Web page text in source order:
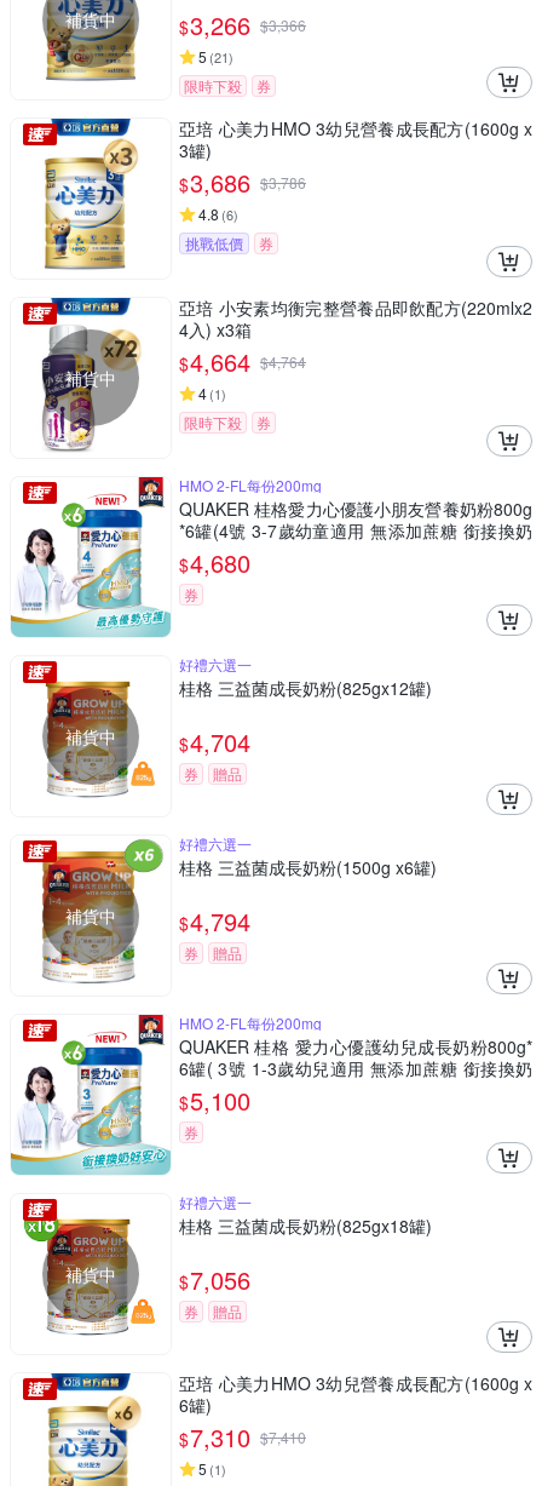
補貨中 $3,266 $3,366
5 (21)
限時下殺 券
亞培 心美力HMO 3幼兒營養成長配方(1600g x
3罐)
$3,686 $3,786
4.8 (6)
挑戰低價 券
補貨中
亞培 小安素均衡完整營養品即飲配方(220mlx2
4入) x3箱
$4,664 $4,764
4(1)
限時下殺 券
HMO 2-FL每份200mg
QUAKER 桂格愛力心優護小朋友營養奶粉800g
*6罐(4號 3-7歲幼童適用 無添加蔗糖 銜接換奶
好安心)
$4,680
券
補貨中
好禮六選一
桂格 三益菌成長奶粉(825gx12罐)
$4,704
券 贈品
補貨中
好禮六選一
桂格 三益菌成長奶粉(1500g x6罐)
$4,794
券 贈品
HMO 2-FL每份200mg
QUAKER 桂格 愛力心優護幼兒成長奶粉800g*
6罐( 3號 1-3歲幼兒適用 無添加蔗糖 銜接換奶
好安心)
$5,100
券
補貨中
好禮六選一
桂格 三益菌成長奶粉(825gx18罐)
$7,056
券 贈品
亞培 心美力HMO 3幼兒營養成長配方(1600g x
6罐)
$7,310 $7,410
5 (1)